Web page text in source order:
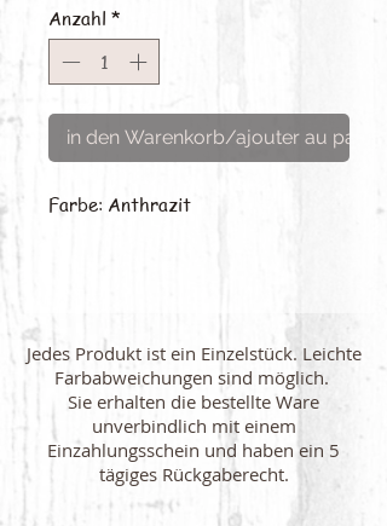
Anzahl *
in den Warenkorb/ajouter au panier
Farbe: Anthrazit
Jedes Produkt ist ein Einzelstück. Leichte
Farbabweichungen sind möglich.
Sie erhalten die bestellte Ware
unverbindlich mit einem
Einzahlungsschein und haben ein 5
tägiges Rückgaberecht.